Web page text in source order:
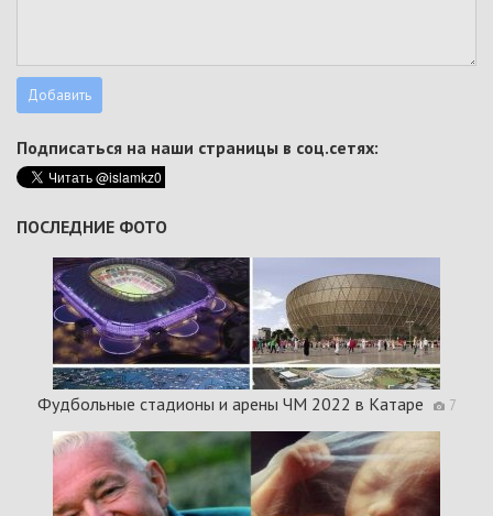
Подписаться на наши страницы в соц.сетях:
ПОСЛЕДНИЕ ФОТО
Фудбольные стадионы и арены ЧМ 2022 в Катаре 7